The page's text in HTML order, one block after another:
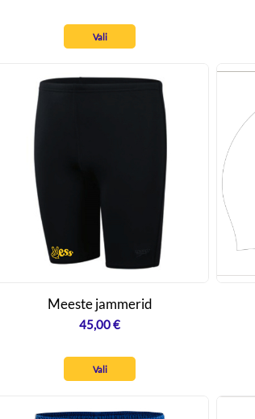
Vali
Meeste jammerid
45,00€
Vali